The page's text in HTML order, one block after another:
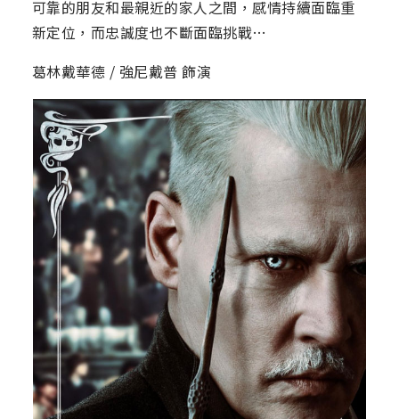
可靠的朋友和最親近的家人之間，感情持續面臨重
新定位，而忠誠度也不斷面臨挑戰…
葛林戴華德 / 強尼戴普 飾演